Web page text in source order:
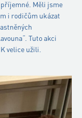
příjemné. Měli jsme
i rodičům ukázat
Tuto akci
velice užili.